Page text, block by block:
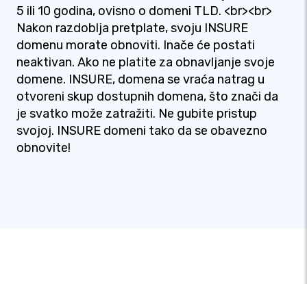
5 ili 10 godina, ovisno o domeni TLD. <br><br>
Nakon razdoblja pretplate, svoju INSURE
domenu morate obnoviti. Inače će postati
neaktivan. Ako ne platite za obnavljanje svoje
domene. INSURE, domena se vraća natrag u
otvoreni skup dostupnih domena, što znači da
je svatko može zatražiti. Ne gubite pristup
svojoj. INSURE domeni tako da se obavezno
obnovite!